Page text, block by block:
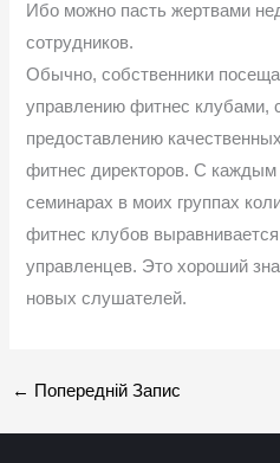
Ибо можно пасть жертвами
сотрудников.
Обычно, собственники
управлению фитнес клубами,
предоставлению
фитнес директоров. С каждым
семинарах в моих группах
фитнес клубов
управленцев. Это хороший
новых слушателей.
← Попередній Запис